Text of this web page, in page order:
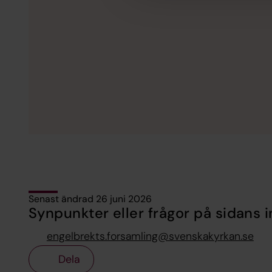
Senast ändrad 26 juni 2026
Synpunkter eller frågor på sidans
engelbrekts.forsamling@svenskakyrkan.se
Dela